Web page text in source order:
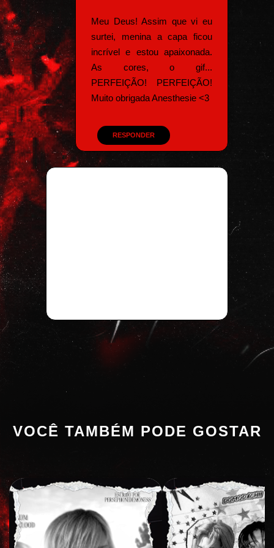
Meu Deus! Assim que vi eu
surtei, menina a capa ficou
incrível e estou apaixonada.
As cores, o gif...
PERFEIÇÃO! PERFEIÇÃO!
Muito obrigada Anesthesie <3
RESPONDER
VOCÊ TAMBÉM PODE GOSTAR